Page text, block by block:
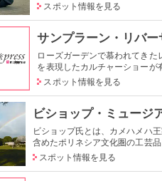
スポット情報を見る
サンプラーン・リバー
ローズガーデンで慕われてき
を表現したカルチャーショーが
スポット情報を見る
ビショップ・ミュージ
ビショップ氏とは、カメハメハ
含めたポリネシア文化圏の工芸
スポット情報を見る